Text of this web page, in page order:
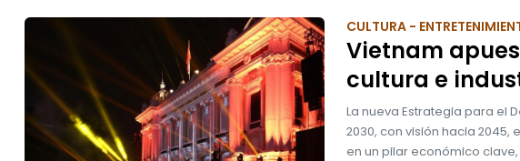
CULTURA -
Vietnam
cultura e
La nueva Estrategia para el
2030, con visión hacia
en un pilar económico